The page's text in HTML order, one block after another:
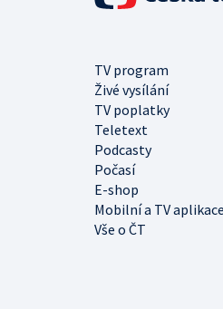
TV program
Živé vysílání
TV poplatky
Teletext
Podcasty
Počasí
E-shop
Mobilní a TV aplikace
Vše o ČT